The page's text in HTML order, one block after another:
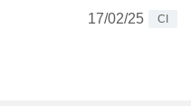
17/02/25
CI